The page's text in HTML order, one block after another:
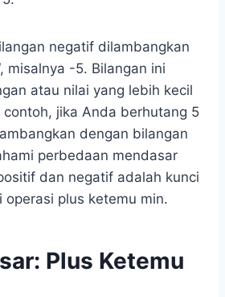
negatif dilambangkan
misalnya -5. Bilangan ini
atau nilai yang lebih kecil
jika Anda berhutang 5
dengan bilangan
perbedaan mendasar
dan negatif adalah kunci
operasi plus ketemu min.
Plus Ketemu